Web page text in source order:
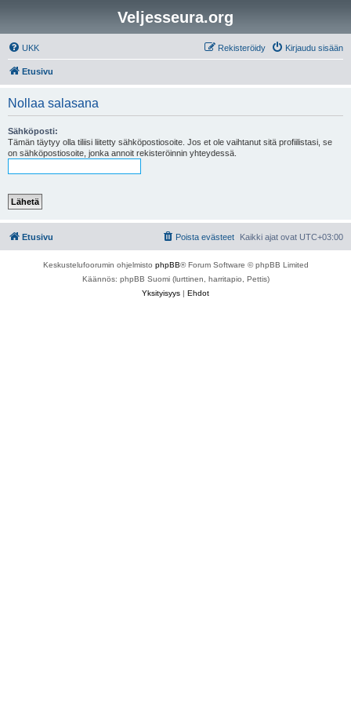
Veljesseura.org
UKK Kirjaudu sisään
Rekisteröidy
Etusivu
Nollaa salasana
Sähköposti:
Tämän täytyy olla tiliisi liitetty sähköpostiosoite. Jos et ole vaihtanut sitä profiilistasi, se
on sähköpostiosoite, jonka annoit rekisteröinnin yhteydessä.
Etusivu Kaikki ajat ovat UTC+03:00
Poista evästeet
Keskustelufoorumin ohjelmisto phpBB® Forum Software © phpBB Limited
Käännös: phpBB Suomi (lurttinen, harritapio, Pettis)
Yksityisyys | Ehdot